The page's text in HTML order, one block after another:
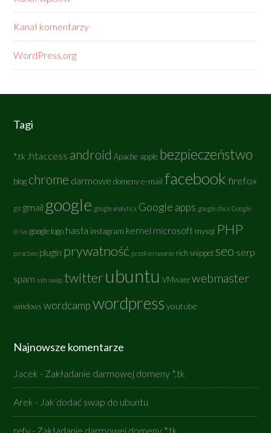
Kanał komentarzy
WordPress.org
Tagi
*.tk .htaccess android Apache apple bezpieczeństwo
blog chrome darmowe domeny e-mail facebook firefox
git gmail google google analytics Google apps google docs Google
drive google logo hasła instagram kernel microsoft mysql PHP
piractwo plugin prywatność przekierowanie rich snippet seo serp
spam ssh swap twitterubuntu VMware webmaster
windows wordcamp wordpress youtube
Najnowsze komentarze
Jacek - Zakładanie darmowej domeny *.tk
Arek - Jak dodać swap do ubuntu
refy - Zakładanie darmowej domeny *.tk